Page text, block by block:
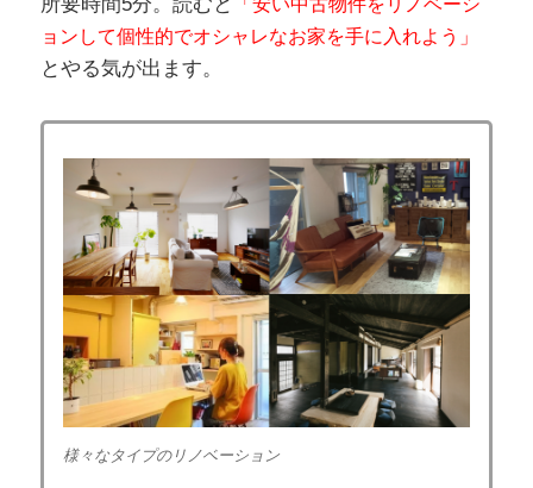
「安い中古物件をリノベーシ
ョンして個性的でオシャレなお家を手に入れよう」
とやる気が出ます。
様々なタイプのリノベーション